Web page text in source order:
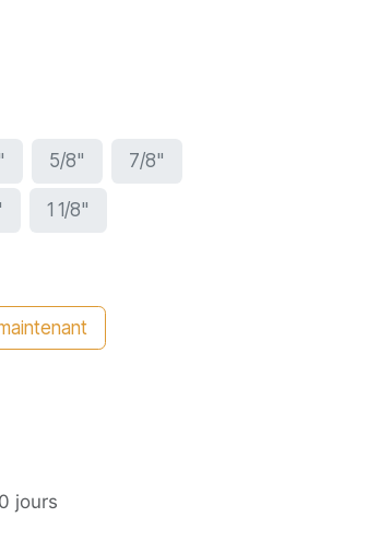
5/8" 7/8"
1 1/8"
jours